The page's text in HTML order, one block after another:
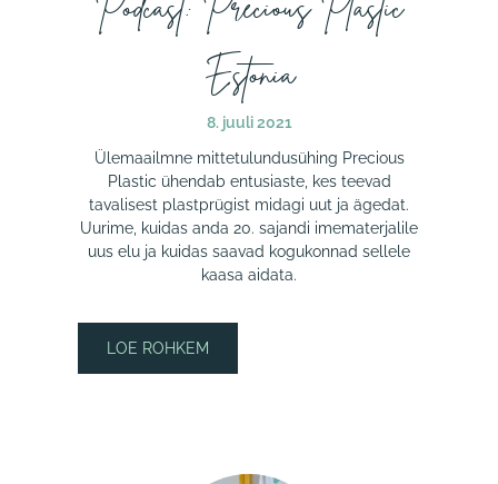
Estonia
8. juuli 2021
Ülemaailmne mittetulundusühing Precious
Plastic ühendab entusiaste, kes teevad
tavalisest plastprügist midagi uut ja ägedat.
Uurime, kuidas anda 20. sajandi imematerjalile
uus elu ja kuidas saavad kogukonnad sellele
kaasa aidata.
LOE ROHKEM